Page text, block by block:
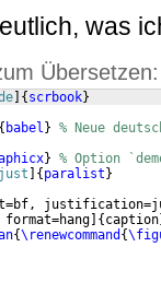
was
Übersetzen:
{ scrbook}
{ babel } % Neue
} % Option
{ paralist }
{ caption
{\renewcommand {